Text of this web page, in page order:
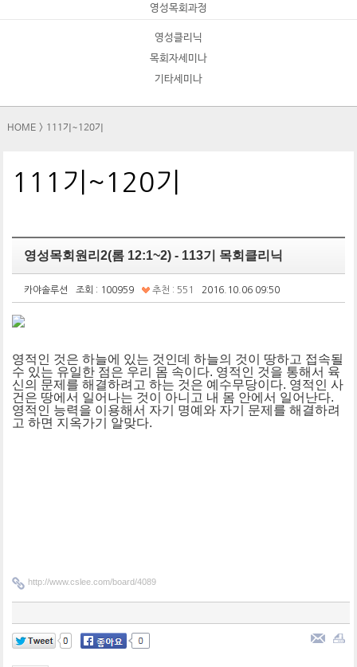
영성목회과정
영성클리닉
목회자세미나
기타세미나
HOME > 111기~120기
111기~120기
영성목회원리2(롬 12:1~2) - 113기 목회클리닉
카야솔루션 조회 : 100959 추천 : 551 2016.10.06 09:50
영적인 것은 하늘에 있는 것인데 하늘의 것이 땅하고 접속될
수 있는 유일한 점은 우리 몸 속이다. 영적인 것을 통해서 육
신의 문제를 해결하려고 하는 것은 예수무당이다. 영적인 사
건은 땅에서 일어나는 것이 아니고 내 몸 안에서 일어난다.
영적인 능력을 이용해서 자기 명예와 자기 문제를 해결하려
고 하면 지옥가기 알맞다.
http://www.cslee.com/board/4089